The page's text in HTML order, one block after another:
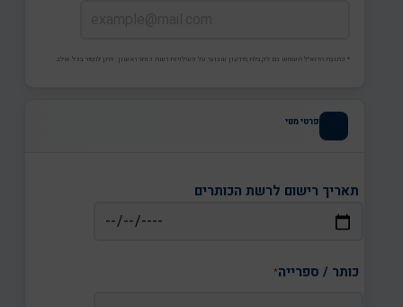
* כתובת הדוא"ל תשמש גם לקבלת מידעון שבועי על פעילויות רשת כותר ראשון. ניתן להסיר בכל שלב.
פרטי מנוי
תאריך רישום לרשת הכותרים
כותר / ספרייה*